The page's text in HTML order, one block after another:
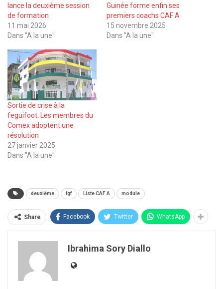
lance la deuxième session
de formation
11 mai 2026
Dans "A la une"
Guinée forme enfin ses
premiers coachs CAF A
15 novembre 2025
Dans "A la une"
Sortie de crise à la
feguifoot. Les membres du
Comex adoptent une
résolution
27 janvier 2025
Dans "A la une"
deuxième fgf Liste CAF A module
Share Facebook Twitter WhatsApp
Ibrahima Sory Diallo